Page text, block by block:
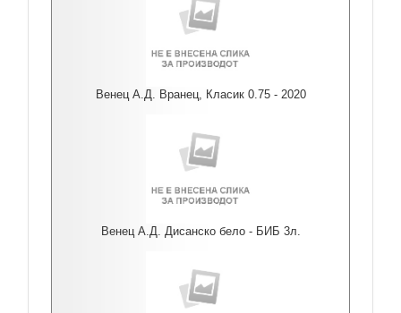
Венец А.Д. Вранец, Класик 0.75 - 2020
Венец А.Д. Дисанско бело - БИБ 3л.